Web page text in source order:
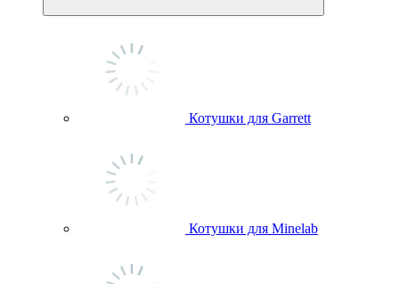
Котушки для Garrett
Котушки для Minelab